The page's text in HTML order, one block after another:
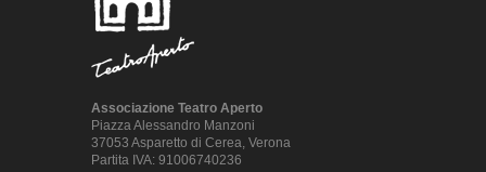
Associazione Teatro Aperto
Piazza Alessandro Manzoni
37053 Asparetto di Cerea, Verona
Partita IVA: 91006740236